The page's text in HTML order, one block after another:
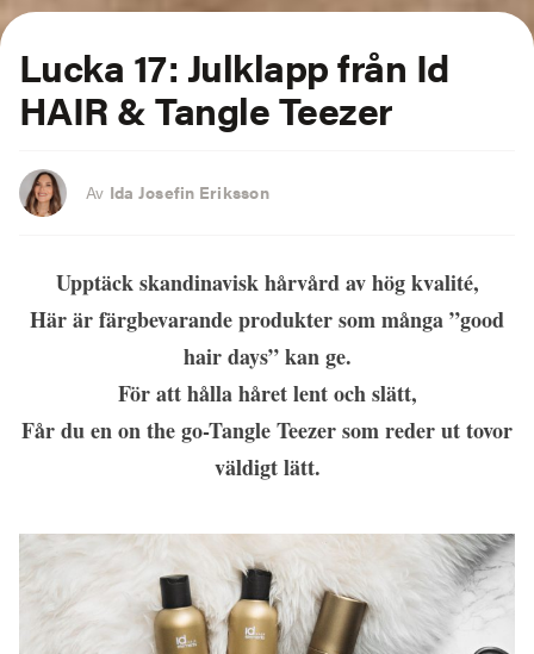
Lucka 17: Julklapp från Id
HAIR & Tangle Teezer
Av Ida Josefin Eriksson
Upptäck skandinavisk hårvård av hög kvalité,
Här är färgbevarande produkter som många ”good
hair days” kan ge.
För att hålla håret lent och slätt,
Får du en on the go-Tangle Teezer som reder ut tovor
väldigt lätt.